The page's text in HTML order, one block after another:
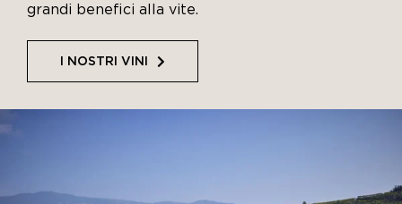
IT
grandi benefici alla vite.
I NOSTRI VINI